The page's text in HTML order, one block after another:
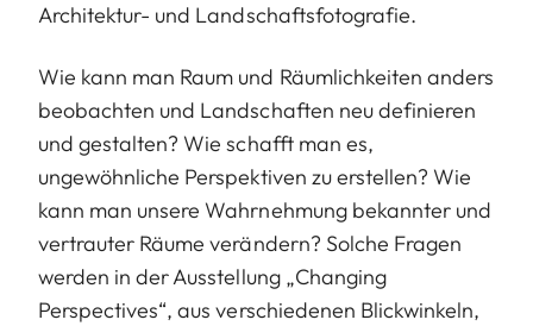
Architektur- und Landschaftsfotografie.
Wie kann man Raum und Räumlichkeiten anders
beobachten und Landschaften neu definieren
und gestalten? Wie schafft man es,
ungewöhnliche Perspektiven zu erstellen? Wie
kann man unsere Wahrnehmung bekannter und
vertrauter Räume verändern? Solche Fragen
werden in der Ausstellung „Changing
Perspectives“, aus verschiedenen Blickwinkeln,